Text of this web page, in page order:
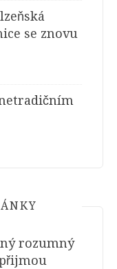
se znovu
rozumný